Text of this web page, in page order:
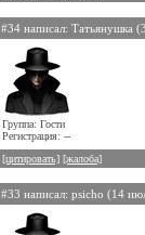
#34 написал: Татьянушка
Группа: Гости
Регистрация: --
[цитировать] [жалоба]
#33 написал: psicho (14